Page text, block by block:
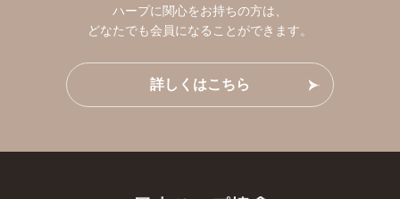
ハープに関心をお持ちの方は、
どなたでも会員になることができます。
詳しくはこちら